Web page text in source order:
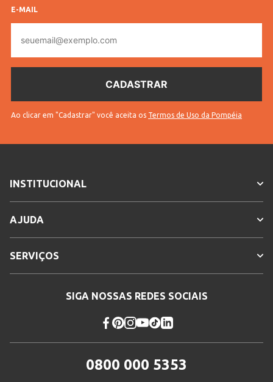
E-MAIL
mail
Ao clicar em "Cadastrar" você aceita os Termos de Uso da Pompéia
INSTITUCIONAL
AJUDA
SERVIÇOS
SIGA NOSSAS REDES SOCIAIS
0800 000 5353